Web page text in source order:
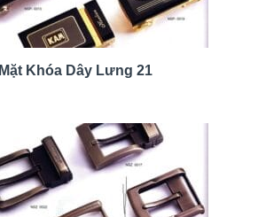
Mặt Khóa Dây Lưng 21